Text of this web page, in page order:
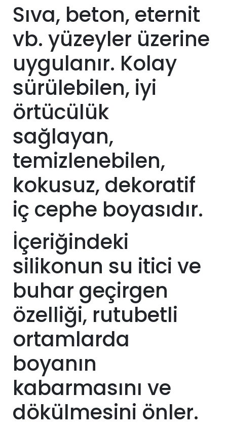
Sıva, beton, eternit
vb. yüzeyler üzerine
uygulanır. Kolay
sürülebilen, iyi
örtücülük
sağlayan,
temizlenebilen,
kokusuz, dekoratif
iç cephe boyasıdır.
İçeriğindeki
silikonun su itici ve
buhar geçirgen
özelliği, rutubetli
ortamlarda
boyanın
kabarmasını ve
dökülmesini önler.